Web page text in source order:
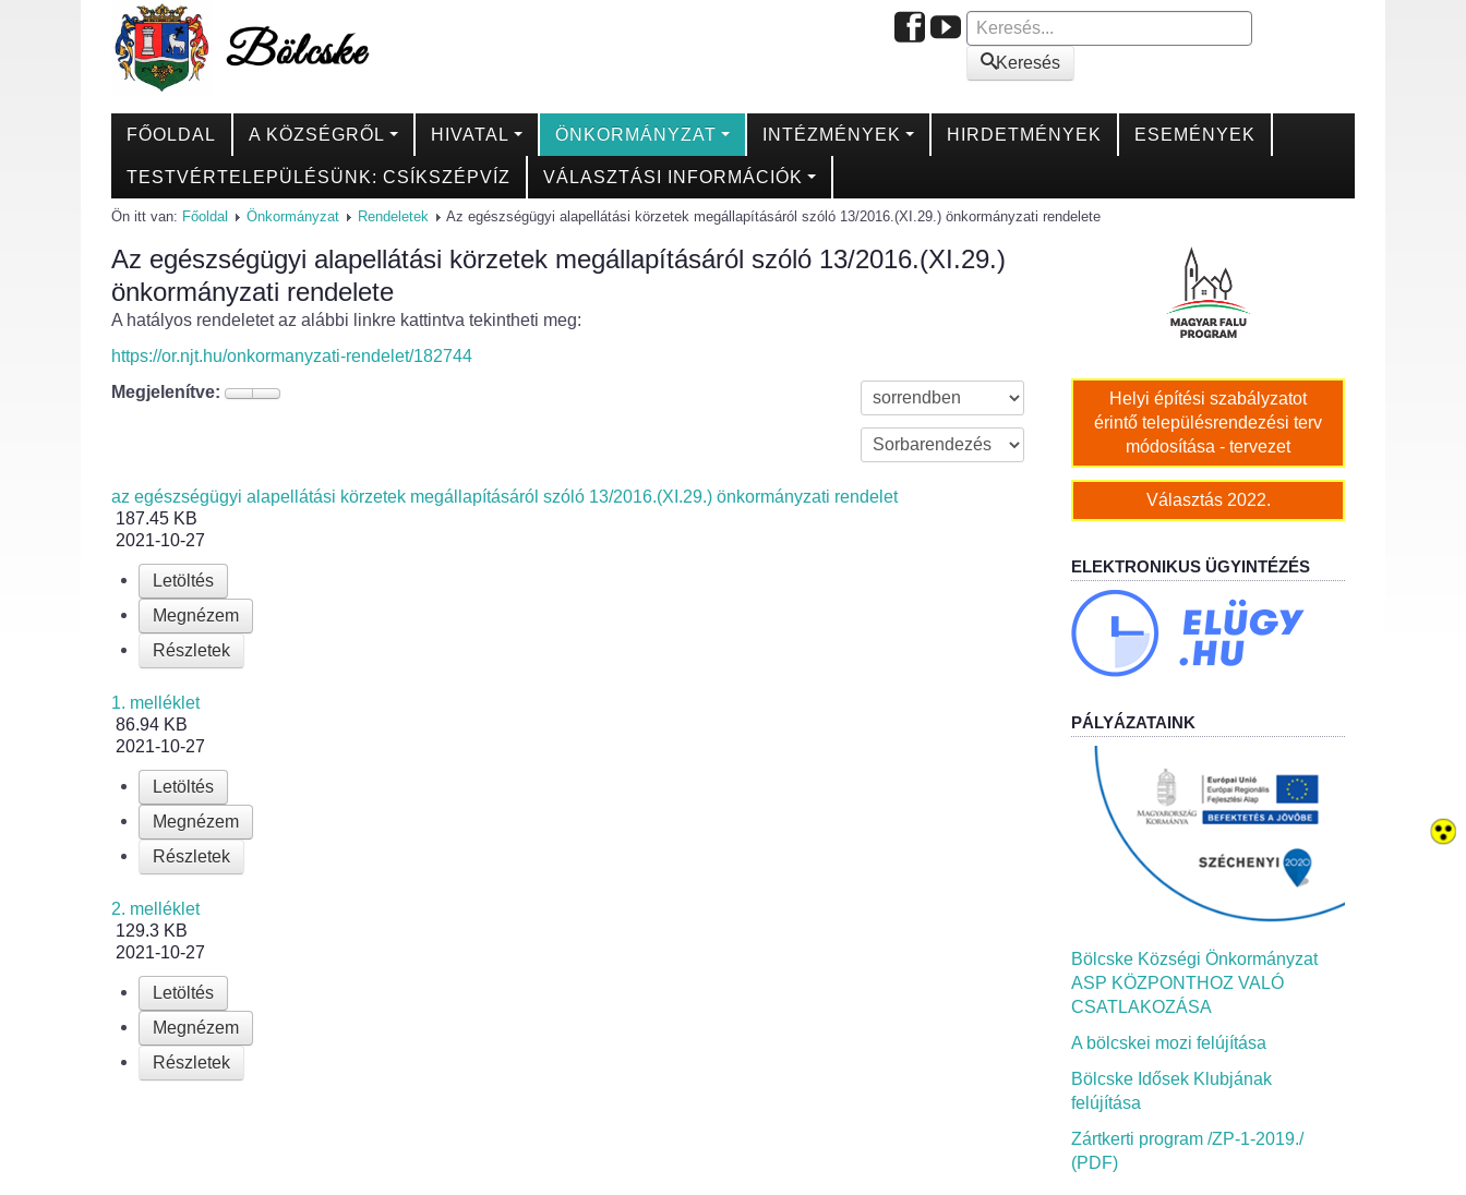
Keresés
FŐOLDAL A KÖZSÉGRŐL HIVATAL ÖNKORMÁNYZAT INTÉZMÉNYEK HIRDETMÉNYEK ESEMÉNYEK
TESTVÉRTELEPÜLÉSÜNK: CSÍKSZÉPVÍZ VÁLASZTÁSI INFORMÁCIÓK
Ön itt van: Főoldal Önkormányzat Rendeletek Az egészségügyi alapellátási körzetek megállapításáról szóló 13/2016.(XI.29.) önkormányzati rendelete
Az egészségügyi alapellátási körzetek megállapításáról szóló 13/2016.(XI.29.)
önkormányzati rendelete
A hatályos rendeletet az alábbi linkre kattintva tekintheti meg:
https://or.njt.hu/onkormanyzati-rendelet/182744
Megjelenítve:
az egészségügyi alapellátási körzetek megállapításáról szóló 13/2016.(XI.29.) önkormányzati rendelet
187.45 KB
2021-10-27
Letöltés
Megnézem
Részletek
1. melléklet
86.94 KB
2021-10-27
Letöltés
Megnézem
Részletek
2. melléklet
129.3 KB
2021-10-27
Letöltés
Megnézem
Részletek
Helyi építési szabályzatot
érintő településrendezési terv
módosítása - tervezet
Választás 2022.
ELEKTRONIKUS ÜGYINTÉZÉS
PÁLYÁZATAINK
Bölcske Községi Önkormányzat
ASP KÖZPONTHOZ VALÓ
CSATLAKOZÁSA
A bölcskei mozi felújítása
Bölcske Idősek Klubjának
felújítása
Zártkerti program /ZP-1-2019./
(PDF)